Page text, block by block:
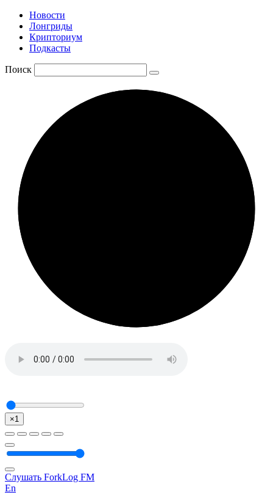
Новости
Лонгриды
Крипториум
Подкасты
Поиск
×1
Слушать ForkLog FM
En